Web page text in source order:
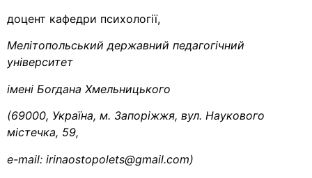
доцент кафедри психології,
Мелітопольський державний педагогічний
університет
імені Богдана Хмельницького
(69000, Україна, м. Запоріжжя, вул. Наукового
містечка, 59,
е-mail: irinaostopolets@gmail.com)